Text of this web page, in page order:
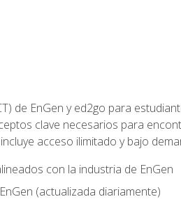
de EnGen y ed2go para
clave necesarios para
acceso ilimitado y bajo
con la industria de EnGen
(actualizada diariamente)